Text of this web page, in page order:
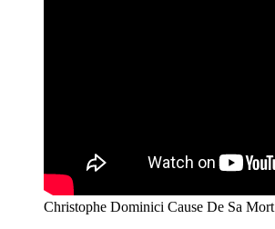
Christophe Dominici Cause De Sa Mort